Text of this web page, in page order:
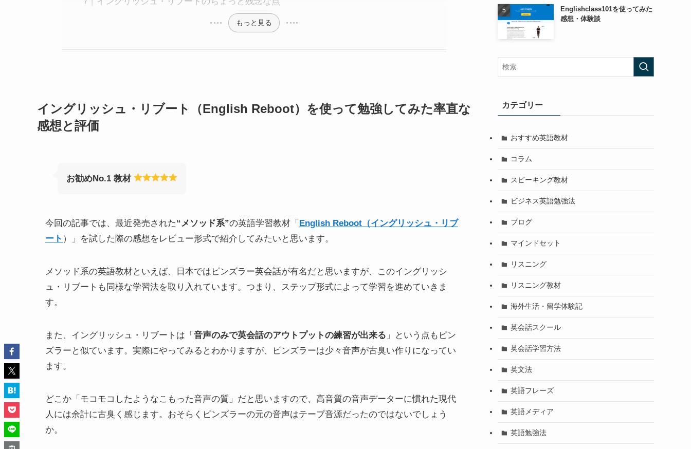
もっと見る
イングリッシュ・リブート（English Reboot）を使って勉強してみた率直な
感想と評価
お勧めNo.1 教材
今回の記事では、最近発売された“メソッド系”の英語学習教材「 English Reboot（イングリッシュ・リブ
ート ）」を試した際の感想をレビュー形式で紹介してみたいと思います。
メソッド系の英語教材といえば、日本ではピンズラー英会話が有名だと思いますが、このイングリッシ
ュ・リブートも同様な学習法を取り入れています。つまり、ステップ形式によって学習を進めていきま
す。
また、イングリッシュ・リブートは「 音声のみで英会話のアウトプットの練習が出来る 」という点もピン
ズラーと似ています。実際にやってみるとわかりますが、ピンズラーは少々音声が古臭い作りになってい
ます。
どこか「モコモコしたようなこもった音声の質」だと思いますので、高音質の音声データーに慣れた現代
人には余計に古臭く感じます。おそらくピンズラーの元の音声はテープ音源だったのではないでしょう
か。
Englishclass101を使ってみた
感想・体験談
カテゴリー
おすすめ英語教材
コラム
スピーキング教材
ビジネス英語勉強法
ブログ
マインドセット
リスニング
リスニング教材
海外生活・留学体験記
英会話スクール
英会話学習方法
英文法
英語フレーズ
英語メディア
英語勉強法